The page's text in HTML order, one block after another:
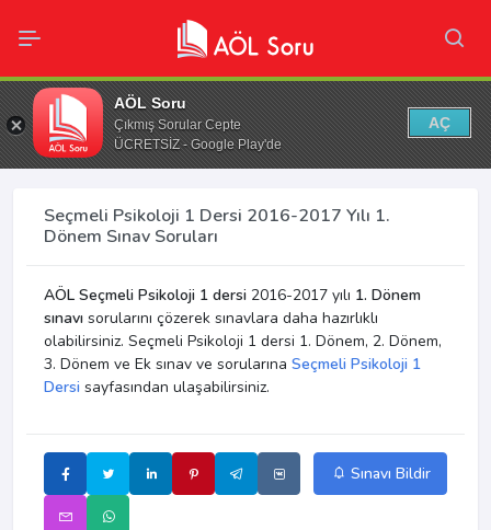
AÖL Soru
Çıkmış Sorular Cepte
ÜCRETSİZ - Google Play'de
AÇ
Seçmeli Psikoloji 1 Dersi 2016-2017 Yılı 1.
Dönem Sınav Soruları
AÖL Seçmeli Psikoloji 1 dersi 2016-2017 yılı 1. Dönem
sınavı sorularını çözerek sınavlara daha hazırlıklı
olabilirsiniz. Seçmeli Psikoloji 1 dersi 1. Dönem, 2. Dönem,
3. Dönem ve Ek sınav ve sorularına Seçmeli Psikoloji 1
Dersi sayfasından ulaşabilirsiniz.
Sınavı Bildir